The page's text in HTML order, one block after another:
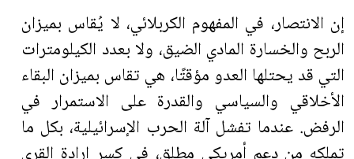
إن الانتصار، في المفهوم الكربلائي، لا يُقاس بميزان
الربح والخسارة المادي الضيق، ولا بعدد الكيلومترات
التي قد يحتلها العدو مؤقتًا، هي تقاس بميزان البقاء
الأخلاقي والسياسي والقدرة على الاستمرار في
الرفض. عندما تفشل آلة الحرب الإسرائيلية، بكل ما